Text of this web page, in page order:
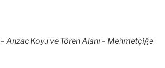
Anzac Koyu ve Tören Alanı – Mehmetçiğe